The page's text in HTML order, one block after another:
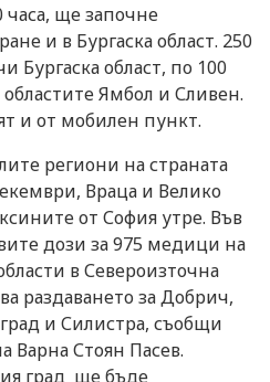
ще започне
и в Бургаска област. 250
Бургаска област, по 100
Ямбол и Сливен.
и от мобилен пункт.
региони на страната
Враца и Велико
от София утре. Във
дози за 975 медици на
в Североизточна
раздаването за Добрич,
и Силистра, съобщи
Варна Стоян Пасев.
град ще бъде